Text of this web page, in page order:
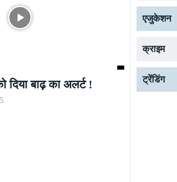
दिया बाढ़ का अलर्ट !
एजुकेशन
क्राइम
ट्रेंडिंग